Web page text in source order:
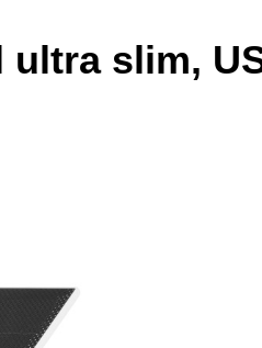
ultra slim,